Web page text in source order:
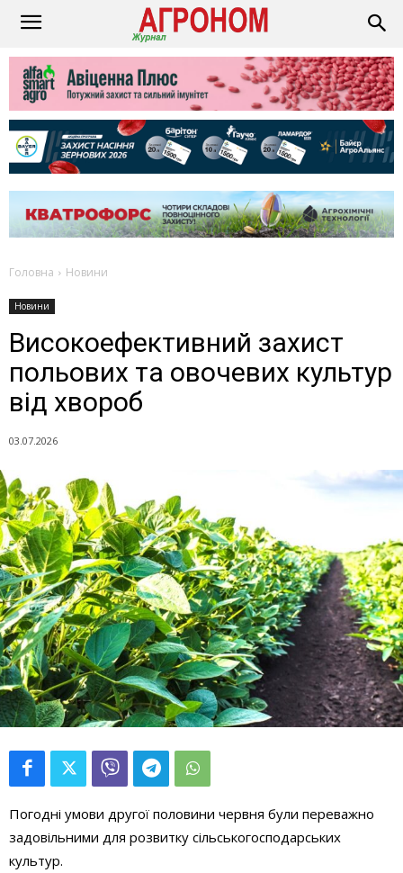
Головна Новини
Новини
Високоефективний захист
польових та овочевих культур
від хвороб
03.07.2026
Погодні умови другої половини червня були переважно
задовільними для розвитку сільськогосподарських
культур.